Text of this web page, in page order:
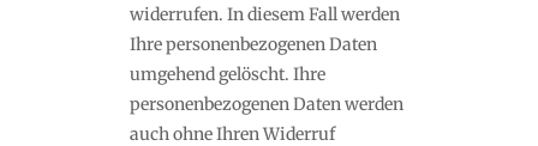
widerrufen. In diesem Fall werden
Ihre personenbezogenen Daten
umgehend gelöscht. Ihre
personenbezogenen Daten werden
auch ohne Ihren Widerruf